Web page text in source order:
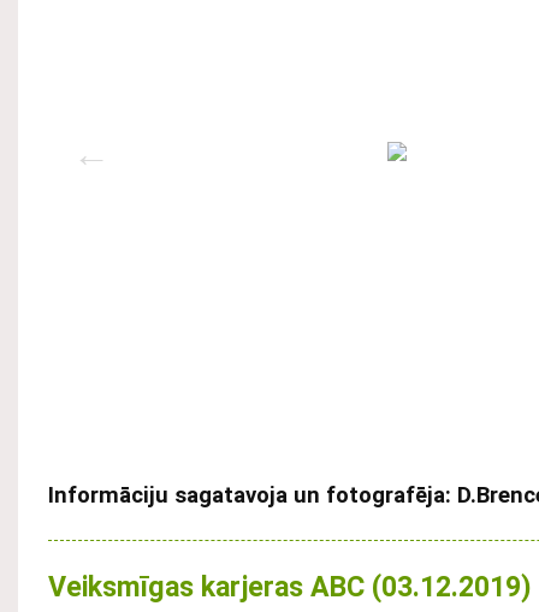
Informāciju sagatavoja un fotografēja:
Veiksmīgas karjeras ABC (03.12.2019)